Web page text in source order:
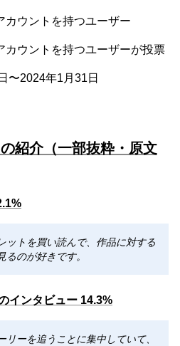
カウントを持つユーザー
カウントを持つユーザーが投票
〜2024年1月31日
紹介（一部抜粋・原文
ットを買い読んで、作品に対する
のが好きです。
インタビュー 14.3%
ーを追うことに集中していて、